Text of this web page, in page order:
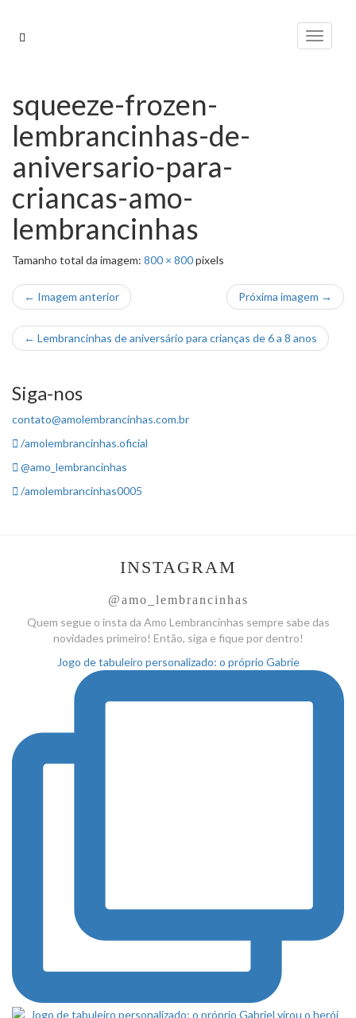
para
Alternar
squeeze-frozen-
lembrancinhas-de-
aniversario-para-
criancas-amo-
lembrancinhas
Tamanho total da imagem: 800 × 800pixels
← Imagem anterior Próxima imagem →
← Lembrancinhas de aniversário para crianças de 6 a 8 anos
Siga-nos
contato@amolembrancinhas.com.br
/amolembrancinhas.oficial
@amo_lembrancinhas
/amolembrancinhas0005
INSTAGRAM
@amo_lembrancinhas
Quem segue o insta da Amo Lembrancinhas sempre sabe das
novidades primeiro! Então, siga e fique por dentro!
Jogo de tabuleiro personalizado: o próprio Gabrie